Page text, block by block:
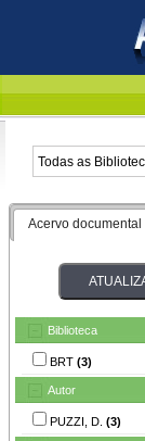
Acervo documental
Biblioteca
BRT (3)
Autor
PUZZI, D. (3)